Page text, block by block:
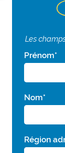
Les
Prénom*
Nom*
Région